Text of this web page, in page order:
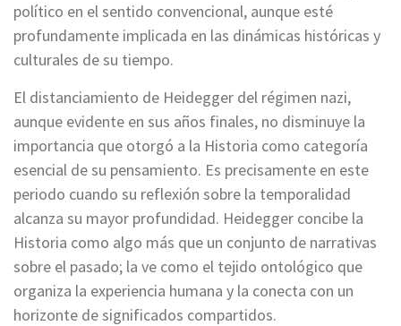
político en el sentido convencional, aunque esté
profundamente implicada en las dinámicas históricas y
culturales de su tiempo.
El distanciamiento de Heidegger del régimen nazi,
aunque evidente en sus años finales, no disminuye la
importancia que otorgó a la Historia como categoría
esencial de su pensamiento. Es precisamente en este
periodo cuando su reflexión sobre la temporalidad
alcanza su mayor profundidad. Heidegger concibe la
Historia como algo más que un conjunto de narrativas
sobre el pasado; la ve como el tejido ontológico que
organiza la experiencia humana y la conecta con un
horizonte de significados compartidos.